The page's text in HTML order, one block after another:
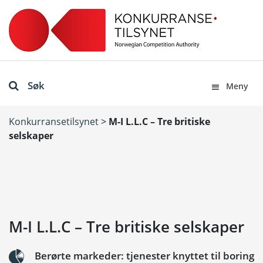
Søk Meny
Konkurransetilsynet> M-I L.L.C – Tre britiske
selskaper
M-I L.L.C – Tre britiske selskaper
Berørte markeder: tjenester knyttet til boring